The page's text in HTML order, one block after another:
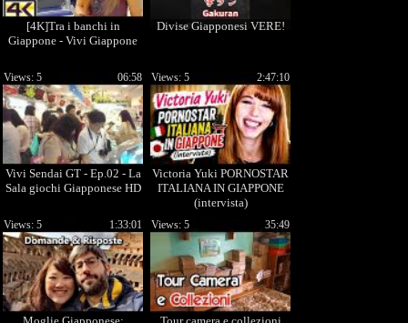
[4K]Tra i banchi in
Giappone - Vivi Giappone
Divise Giapponesi VERE!
Vivi Sendai GT - Ep.02 - La
Sala giochi Giapponese HD
06:58
Views: 5
Victoria Yuki PORNOSTAR
ITALIANA IN GIAPPONE
(intervista)
2:47:10
Views: 5
1:33:01
Views: 5 35:49
Views: 5